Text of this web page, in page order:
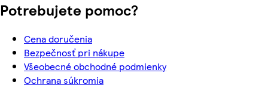
Potrebujete pomoc?
Cena doručenia
Bezpečnosť pri nákupe
Všeobecné obchodné podmienky
Ochrana súkromia